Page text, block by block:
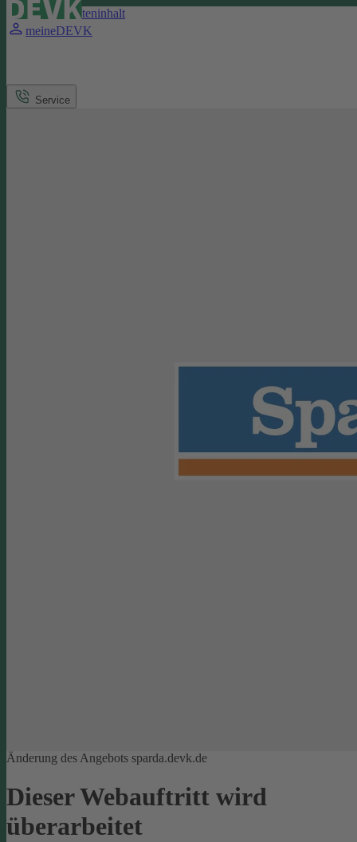
Direkt zum Seiteninhalt
meineDEVK
Service
Änderung des Angebots sparda.devk.de
Dieser Webauftritt wird
überarbeitet